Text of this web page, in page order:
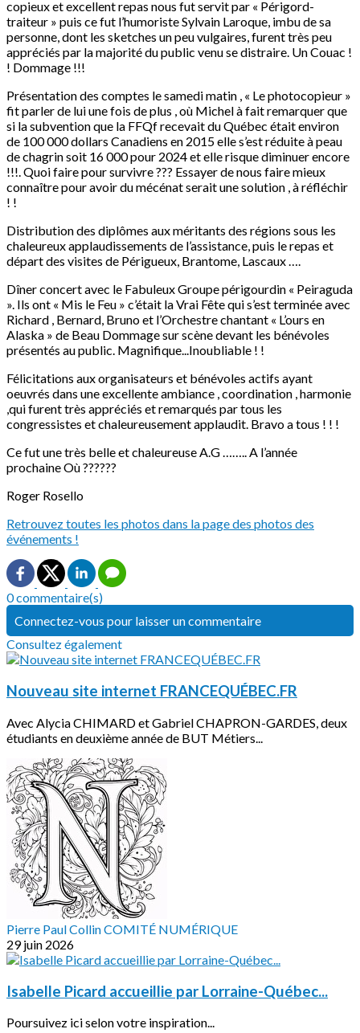
copieux et excellent repas nous fut servit par « Périgord-
traiteur » puis ce fut l’humoriste Sylvain Laroque, imbu de sa
personne, dont les sketches un peu vulgaires, furent très peu
appréciés par la majorité du public venu se distraire. Un Couac !
! Dommage !!!
Présentation des comptes le samedi matin , « Le photocopieur »
fit parler de lui une fois de plus , où Michel à fait remarquer que
si la subvention que la FFQf recevait du Québec était environ
de 100 000 dollars Canadiens en 2015 elle s’est réduite à peau
de chagrin soit 16 000 pour 2024 et elle risque diminuer encore
!!!. Quoi faire pour survivre ??? Essayer de nous faire mieux
connaître pour avoir du mécénat serait une solution , à réfléchir
! !
Distribution des diplômes aux méritants des régions sous les
chaleureux applaudissements de l’assistance, puis le repas et
départ des visites de Périgueux, Brantome, Lascaux ….
Dîner concert avec le Fabuleux Groupe périgourdin « Peiraguda
». Ils ont « Mis le Feu » c’était la Vrai Fête qui s’est terminée avec
Richard , Bernard, Bruno et l’Orchestre chantant « L’ours en
Alaska » de Beau Dommage sur scène devant les bénévoles
présentés au public. Magnifique...Inoubliable ! !
Félicitations aux organisateurs et bénévoles actifs ayant
oeuvrés dans une excellente ambiance , coordination , harmonie
,qui furent très appréciés et remarqués par tous les
congressistes et chaleureusement applaudit. Bravo a tous ! ! !
Ce fut une très belle et chaleureuse A.G …….. A l’année
prochaine Où ??????
Roger Rosello
Retrouvez toutes les photos dans la page des photos des
événements !
0 commentaire(s)
Connectez-vous pour laisser un commentaire
Consultez également
Nouveau site internet FRANCEQUÉBEC.FR
Avec Alycia CHIMARD et Gabriel CHAPRON-GARDES, deux
étudiants en deuxième année de BUT Métiers...
Pierre Paul Collin COMITÉ NUMÉRIQUE
29 juin 2026
Isabelle Picard accueillie par Lorraine-Québec...
Poursuivez ici selon votre inspiration...